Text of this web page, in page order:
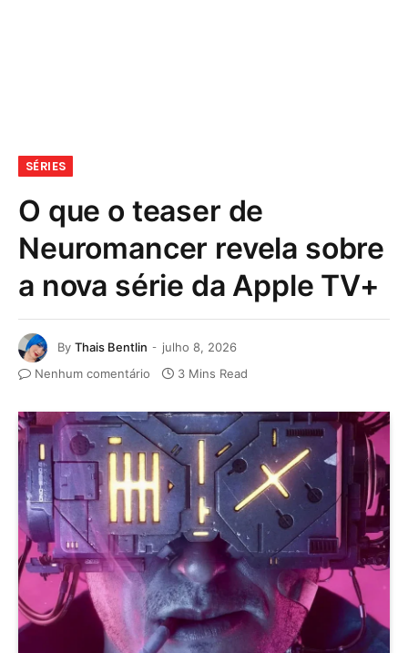
SÉRIES
O que o teaser de
Neuromancer revela sobre
a nova série da Apple TV+
By Thais Bentlin
julho 8, 2026
Nenhum comentário
3 Mins Read